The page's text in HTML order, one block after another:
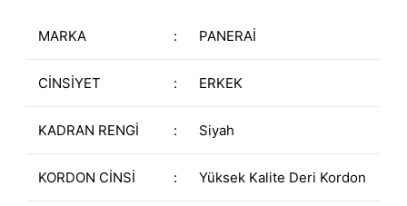
MARKA : PANERAİ
CİNSİYET : ERKEK
KADRAN RENGİ : Siyah
KORDON CİNSİ : Yüksek Kalite Deri Kordon